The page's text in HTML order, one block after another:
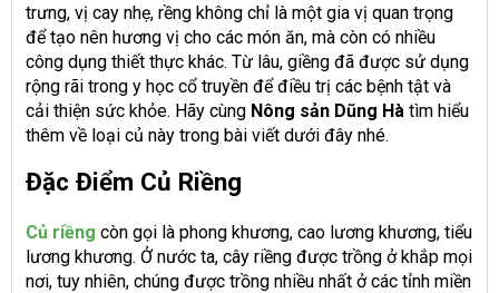
trưng, vị cay nhẹ, rềng không chỉ là một gia vị quan trọng
để tạo nên hương vị cho các món ăn, mà còn có nhiều
công dụng thiết thực khác. Từ lâu, giềng đã được sử dụng
rộng rãi trong y học cổ truyền để điều trị các bệnh tật và
cải thiện sức khỏe. Hãy cùng Nông sản Dũng Hà tìm hiểu
thêm về loại củ này trong bài viết dưới đây nhé.
Đặc Điểm Củ Riềng
Củ riềng còn gọi là phong khương, cao lương khương, tiểu
lương khương. Ở nước ta, cây riềng được trồng ở khắp mọi
nơi, tuy nhiên, chúng được trồng nhiều nhất ở các tỉnh miền